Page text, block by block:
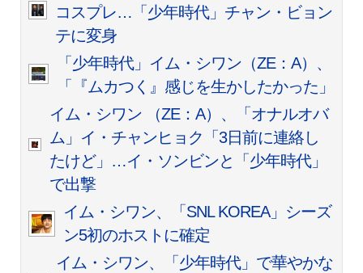
コスプレ…「少年時代」チャン・ビョン
テに変身
「少年時代」イム・シワン（ZE：A）、
「『ムカつく』感じを生かしたかった」
イム・シワン （ZE：A）、「オナルオバ
ム」イ・チャンヒョク「3日前に連絡し
たけど」…イ・ソンビンと「少年時代」
で出撃
イム・シワン、「SNL KOREA」シーズ
ン5初のホストに確定
イム・シワン、「少年時代」で華やかな